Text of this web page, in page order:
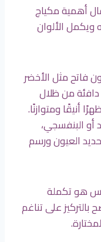
أهمية مكياج
ويكمل الألوان
فاتح مثل الأخضر
دافئة من ظلال
أنيقًا ومتوازنًا.
أو البنفسجي،
العيون ورسم
هو تكملة
بالتركيز على تناغم